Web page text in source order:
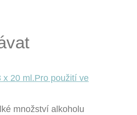
množství alkoholu